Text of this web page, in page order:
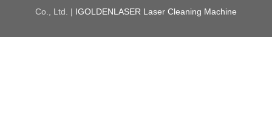
Co., Ltd. | IGOLDENLASER Laser Cleaning Machine